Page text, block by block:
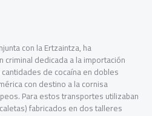
con la Ertzaintza, ha
dedicada a la importación
de cocaína en dobles
con destino a la cornisa
Para estos transportes utilizaban
fabricados en dos talleres